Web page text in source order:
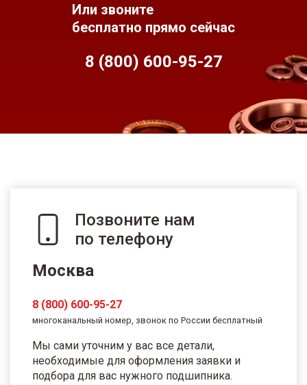
Или звоните
бесплатно прямо сейчас
8 (800) 600-95-27
Позвоните нам
по телефону
Москва
8 (800) 600-95-27
многоканальный номер, звонок по России бесплатный
Мы сами уточним у вас все детали,
необходимые для оформления заявки и
подбора для вас нужного подшипника.